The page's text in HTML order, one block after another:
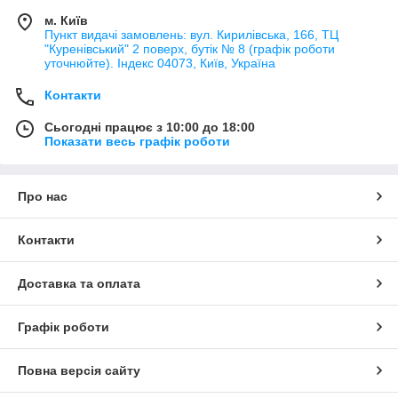
м. Київ
Пункт видачі замовлень: вул. Кирилівська, 166, ТЦ
"Куренівський" 2 поверх, бутік № 8 (графік роботи
уточнюйте). Індекс 04073, Київ, Україна
Контакти
Сьогодні працює з 10:00 до 18:00
Показати весь графік роботи
Про нас
Контакти
Доставка та оплата
Графік роботи
Повна версія сайту